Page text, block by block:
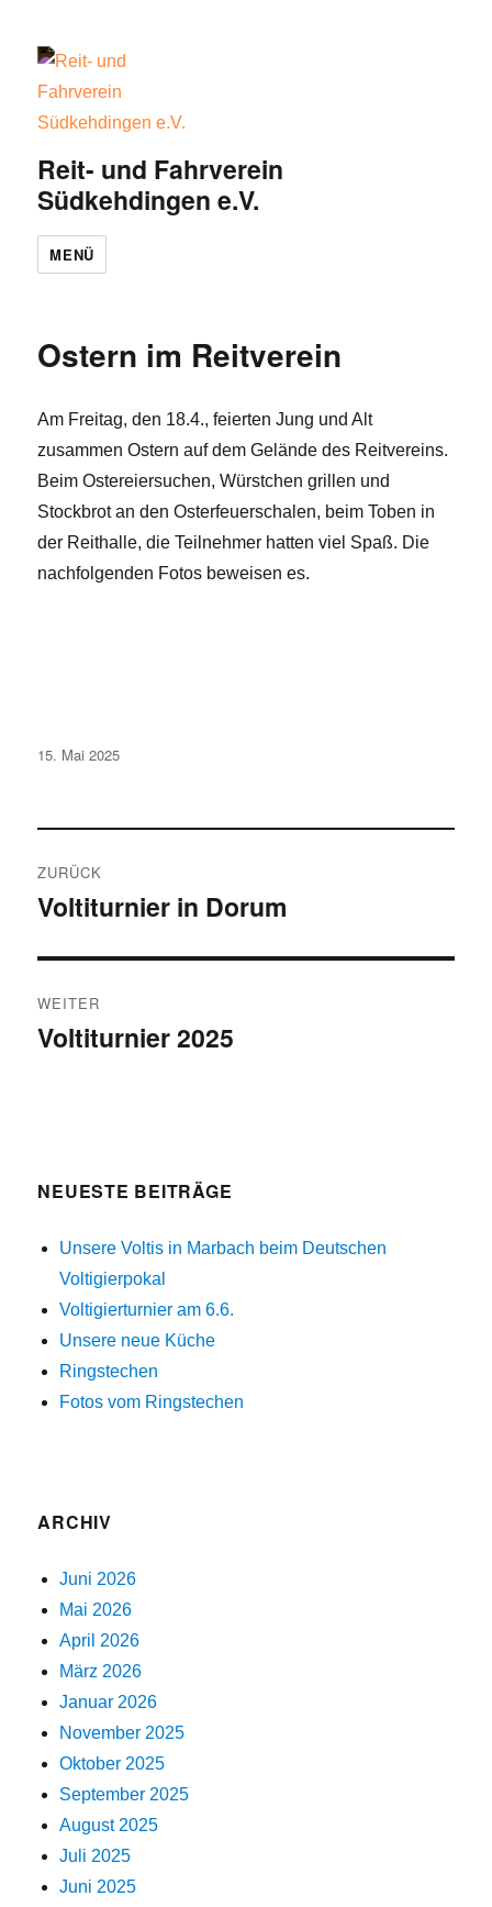
Reit- und Fahrverein
Südkehdingen e.V.
MENÜ
Ostern im Reitverein
Am Freitag, den 18.4., feierten Jung und Alt
zusammen Ostern auf dem Gelände des Reitvereins.
Beim Ostereiersuchen, Würstchen grillen und
Stockbrot an den Osterfeuerschalen, beim Toben in
der Reithalle, die Teilnehmer hatten viel Spaß. Die
nachfolgenden Fotos beweisen es.
Veröffentlicht
15. Mai 2025
ZURÜCK
Vorheriger
Voltiturnier in Dorum
WEITER
Nächster
Voltiturnier 2025
NEUESTE BEITRÄGE
Unsere Voltis in Marbach beim Deutschen
Voltigierpokal
Voltigierturnier am 6.6.
Unsere neue Küche
Ringstechen
Fotos vom Ringstechen
ARCHIV
Juni 2026
Mai 2026
April 2026
März 2026
Januar 2026
November 2025
Oktober 2025
September 2025
August 2025
Juli 2025
Juni 2025